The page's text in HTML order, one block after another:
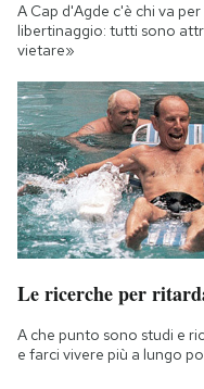
A Cap d'Agde c'è chi va
libertinaggio: tutti sono
vietare»
Le ricerche per
A che punto sono studi e
e farci vivere più a lungo